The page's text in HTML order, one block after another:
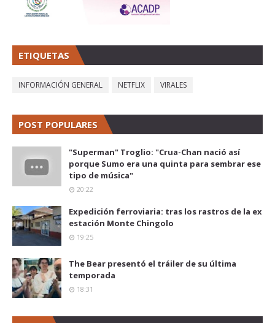
ETIQUETAS
INFORMACIÓN GENERAL NETFLIX VIRALES
POST POPULARES
"Superman" Troglio: "Crua-Chan nació así
porque Sumo era una quinta para sembrar ese
tipo de música"
20:22
Expedición ferroviaria: tras los rastros de la ex
estación Monte Chingolo
19:25
The Bear presentó el tráiler de su última
temporada
18:31